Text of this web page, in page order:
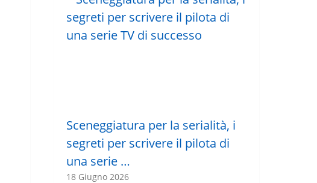
Sceneggiatura per la serialità, i
segreti per scrivere il pilota di
una serie …
18 Giugno 2026